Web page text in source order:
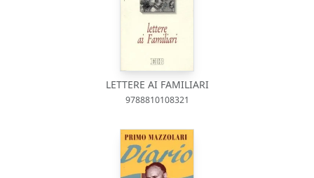
LETTERE AI FAMILIARI
9788810108321